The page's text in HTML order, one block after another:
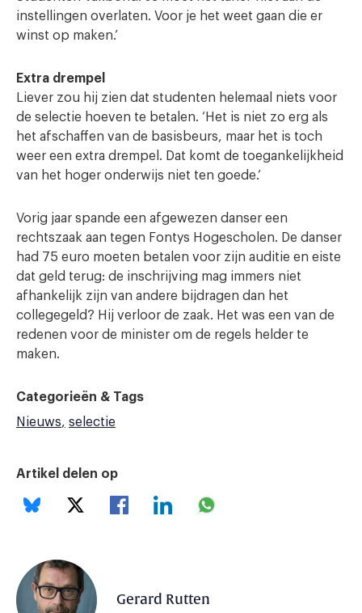
instellingen overlaten. Voor je het weet gaan die er
winst op maken.’
Extra drempel
Liever zou hij zien dat studenten helemaal niets voor
de selectie hoeven te betalen. ‘Het is niet zo erg als
het afschaffen van de basisbeurs, maar het is toch
weer een extra drempel. Dat komt de toegankelijkheid
van het hoger onderwijs niet ten goede.’
Vorig jaar spande een afgewezen danser een
rechtszaak aan tegen Fontys Hogescholen. De danser
had 75 euro moeten betalen voor zijn auditie en eiste
dat geld terug: de inschrijving mag immers niet
afhankelijk zijn van andere bijdragen dan het
collegegeld? Hij verloor de zaak. Het was een van de
redenen voor de minister om de regels helder te
maken.
Categorieën & Tags
Nieuws
selectie
Artikel delen op
Gerard Rutten